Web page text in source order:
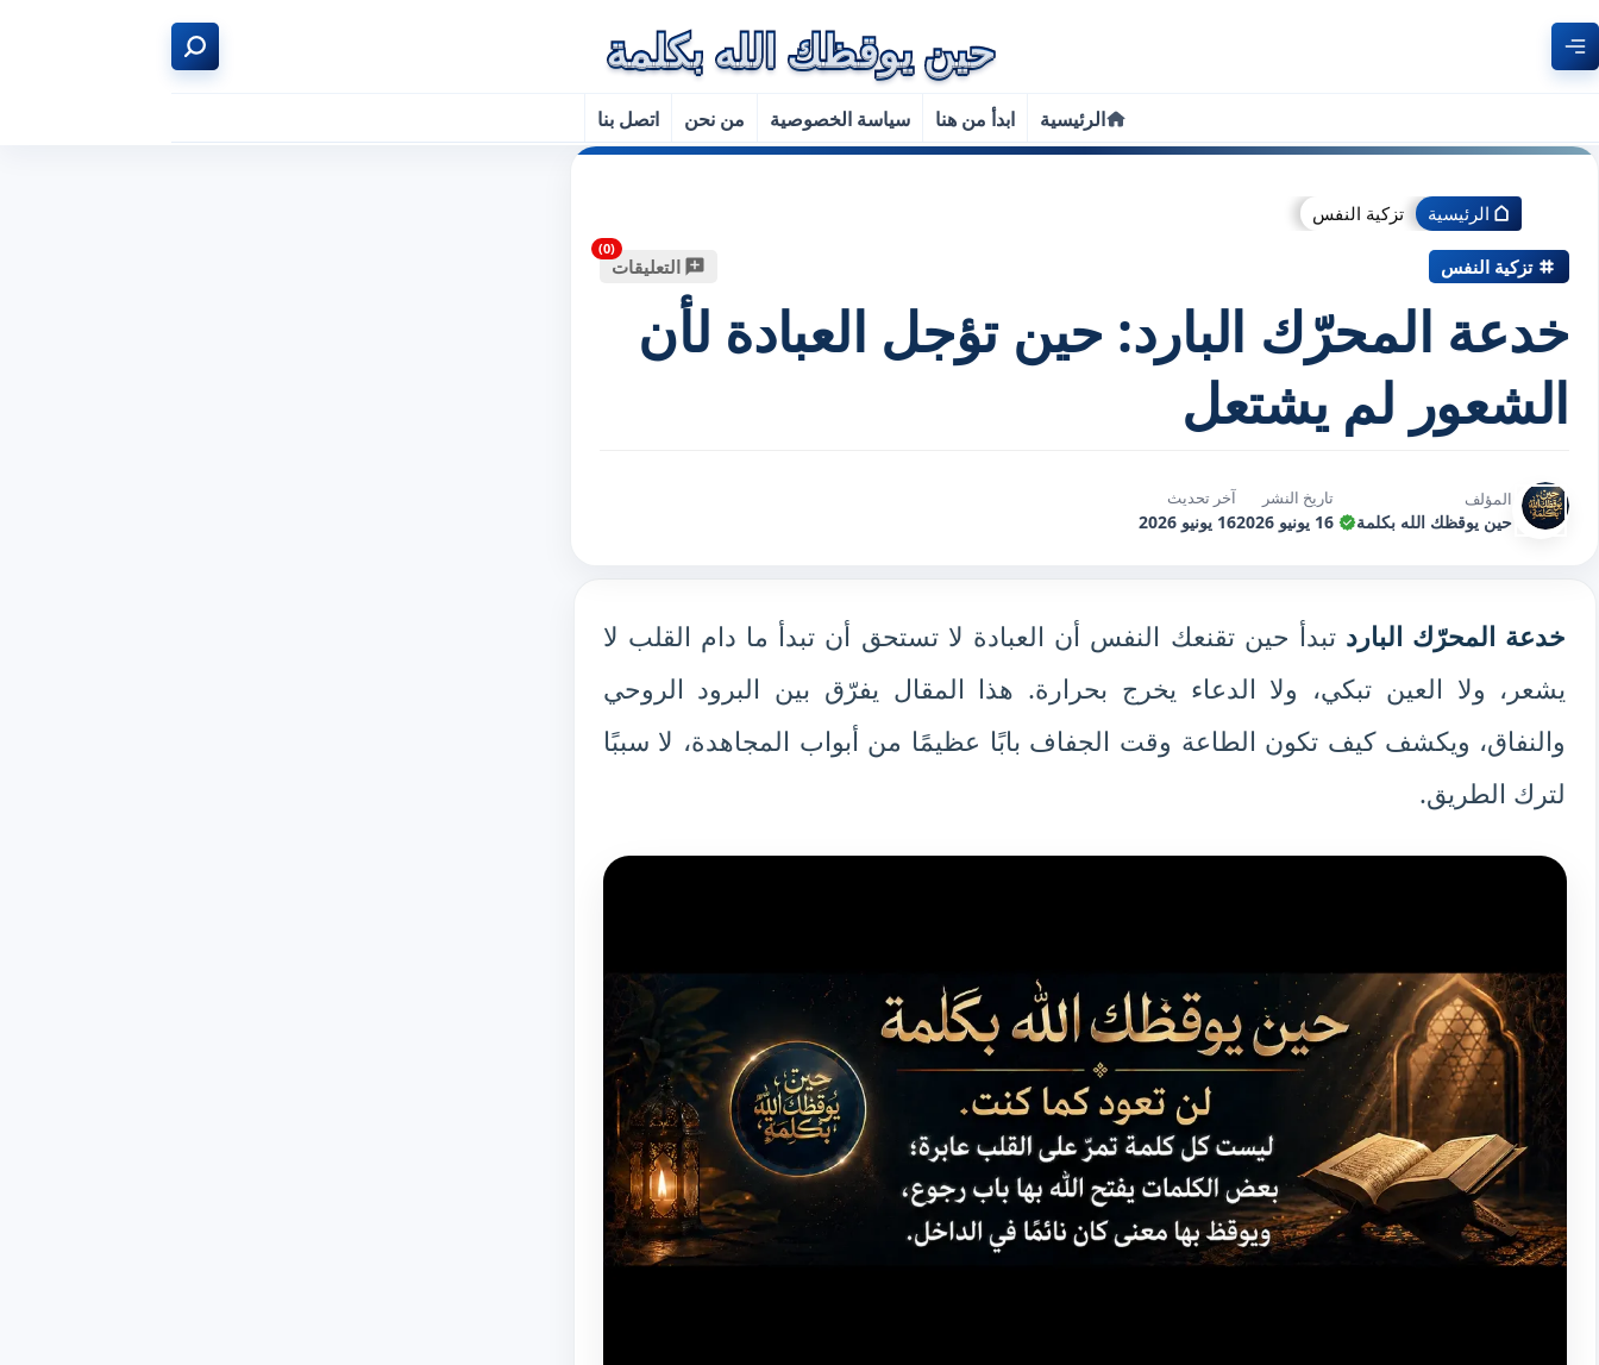
الرئيسية ابدأ من هنا سياسة الخصوصية من نحن اتصل بنا
الرئيسية تزكية النفس
تزكية النفس التعليقات
خدعة المحرّك البارد: حين تؤجل العبادة لأن
الشعور لم يشتعل
المؤلف
حين يوقظك الله بكلمة
تاريخ النشر
16 يونيو 2026
آخر تحديث
16 يونيو 2026
خدعة المحرّك البارد تبدأ حين تقنعك النفس أن العبادة لا تستحق أن تبدأ ما دام القلب لا
يشعر، ولا العين تبكي، ولا الدعاء يخرج بحرارة. هذا المقال يفرّق بين البرود الروحي
والنفاق، ويكشف كيف تكون الطاعة وقت الجفاف بابًا عظيمًا من أبواب المجاهدة، لا سببًا
لترك الطريق.